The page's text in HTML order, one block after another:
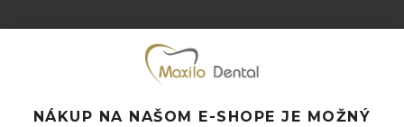
Súvisiace produkty
NÁKUP NA NAŠOM E-SHOPE JE MOŽNÝ